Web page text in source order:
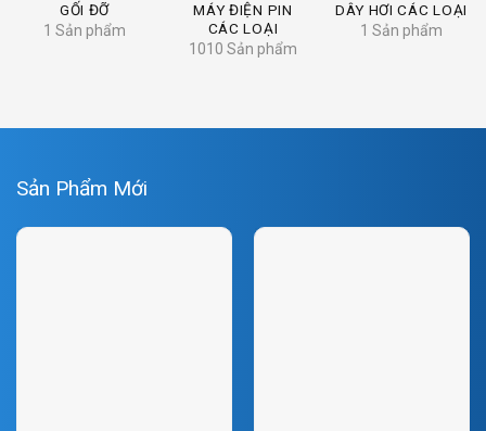
GỐI ĐỠ
1 Sản phẩm
MÁY ĐIỆN PIN
CÁC LOẠI
1010 Sản phẩm
DÂY HƠI CÁC LOẠI
1 Sản phẩm
Sản Phẩm Mới